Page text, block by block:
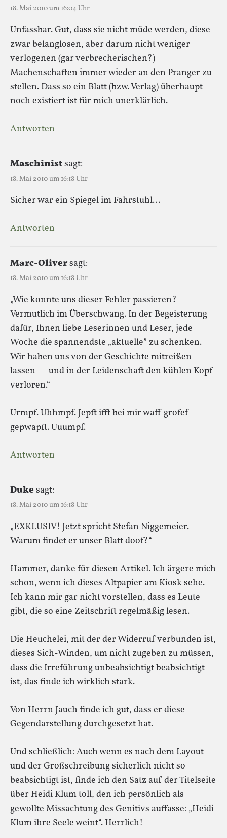
18. Mai 2010 um 16:04 Uhr
Unfassbar. Gut, dass sie nicht müde werden, diese
zwar belanglosen, aber darum nicht weniger
verlogenen (gar verbrecherischen?)
Machenschaften immer wieder an den Pranger zu
stellen. Dass so ein Blatt (bzw. Verlag) überhaupt
noch existiert ist für mich unerklärlich.
Antworten
Maschinistsagt:
18. Mai 2010 um 16:18 Uhr
Sicher war ein Spiegel im Fahrstuhl…
Antworten
Marc-Oliversagt:
18. Mai 2010 um 16:18 Uhr
„Wie konnte uns dieser Fehler passieren?
Vermutlich im Überschwang. In der Begeisterung
dafür, Ihnen liebe Leserinnen und Leser, jede
Woche die spannendste „aktuelle” zu schenken.
Wir haben uns von der Geschichte mitreißen
lassen — und in der Leidenschaft den kühlen Kopf
verloren.“
Urmpf. Uhhmpf. Jepft ifft bei mir waff grofef
gepwapft. Uuumpf.
Antworten
Dukesagt:
18. Mai 2010 um 16:18 Uhr
„EXKLUSIV! Jetzt spricht Stefan Niggemeier.
Warum findet er unser Blatt doof?“
Hammer, danke für diesen Artikel. Ich ärgere mich
schon, wenn ich dieses Altpapier am Kiosk sehe.
Ich kann mir gar nicht vorstellen, dass es Leute
gibt, die so eine Zeitschrift regelmäßig lesen.
Die Heuchelei, mit der der Widerruf verbunden ist,
dieses Sich-Winden, um nicht zugeben zu müssen,
dass die Irreführung unbeabsichtigt beabsichtigt
ist, das finde ich wirklich stark.
Von Herrn Jauch finde ich gut, dass er diese
Gegendarstellung durchgesetzt hat.
Und schließlich: Auch wenn es nach dem Layout
und der Großschreibung sicherlich nicht so
beabsichtigt ist, finde ich den Satz auf der Titelseite
über Heidi Klum toll, den ich persönlich als
gewollte Missachtung des Genitivs auffasse: „Heidi
Klum ihre Seele weint“. Herrlich!